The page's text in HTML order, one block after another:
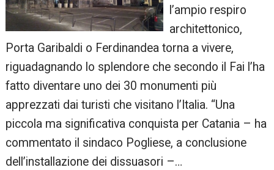
l’ampio respiro
architettonico,
Porta Garibaldi o Ferdinandea torna a vivere,
riguadagnando lo splendore che secondo il Fai l’ha
fatto diventare uno dei 30 monumenti più
apprezzati dai turisti che visitano l’Italia. “Una
piccola ma significativa conquista per Catania – ha
commentato il sindaco Pogliese, a conclusione
dell’installazione dei dissuasori –…